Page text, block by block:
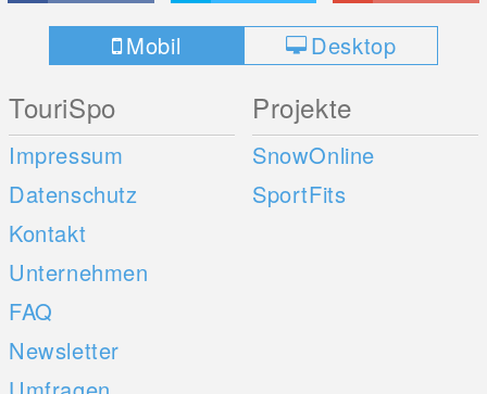
Mobil Desktop
TouriSpo
Impressum
Datenschutz
Kontakt
Unternehmen
FAQ
Newsletter
Projekte
SnowOnline
SportFits